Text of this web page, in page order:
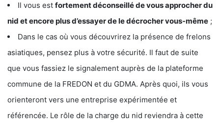
Il vous est fortement déconseillé de vous approcher du
nid et encore plus d’essayer de le décrocher vous-même ;
Dans le cas où vous découvrirez la présence de frelons
asiatiques, pensez plus à votre sécurité. Il faut de suite
que vous fassiez le signalement auprès de la plateforme
commune de la FREDON et du GDMA. Après quoi, ils vous
orienteront vers une entreprise expérimentée et
référencée. Le rôle de la charge du nid reviendra à cette